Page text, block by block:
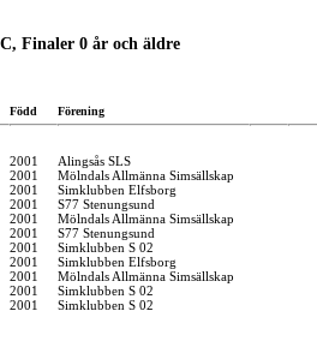
Finaler 0 år och äldre
Född Förening
2001
Alingsås SLS
2001
Mölndals Allmänna Simsällskap
2001
Simklubben Elfsborg
2001
S77 Stenungsund
2001
Mölndals Allmänna Simsällskap
2001
S77 Stenungsund
2001
Simklubben S 02
2001
Simklubben Elfsborg
2001
Mölndals Allmänna Simsällskap
2001
Simklubben S 02
2001 Simklubben S 02